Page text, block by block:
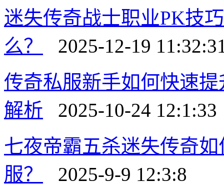
迷失传奇战士职业PK技
么？
2025-12-19
传奇私服新手如何快速
解析 2025-10-24 12:1:33
七夜帝霸五杀迷失传奇
服？
2025-9-9 12:3:8